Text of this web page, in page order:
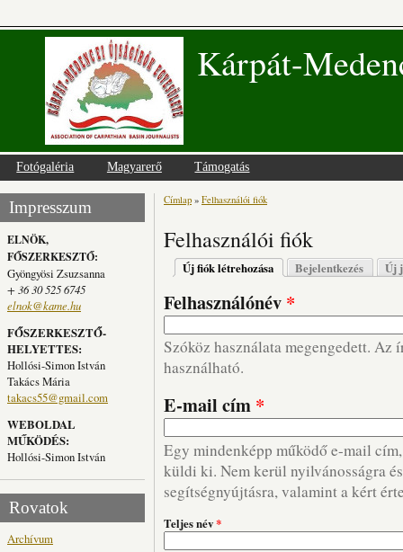
Kárpát-
Fotógaléria Magyarerő Támogatás
Impresszum
ELNÖK,
FŐSZERKESZTŐ:
Gyöngyösi Zsuzsanna
+ 36 30 525 6745
elnok@kame.hu
FŐSZERKESZTŐ-
HELYETTES:
Hollósi-Simon István
Takács Mária
takacs55@gmail.com
WEBOLDAL
MŰKÖDÉS:
Hollósi-Simon István
Rovatok
Archívum
Jelenlegi hely
Címlap » Felhasználói fiók
Felhasználói fiók
Elsődleges fülek
Új fiók létrehozása (aktív fül)
Bejelentkezés Új
Felhasználónév *
Szóköz használata megengedett. Az
használható.
E-mail cím *
Egy mindenképp működő e-mail
küldi ki. Nem kerül nyilvánosságra
segítségnyújtásra, valamint a kért
Teljes név*